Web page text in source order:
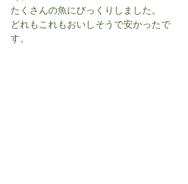
たくさんの魚にびっくりしました。
どれもこれもおいしそうで安かったで
す。